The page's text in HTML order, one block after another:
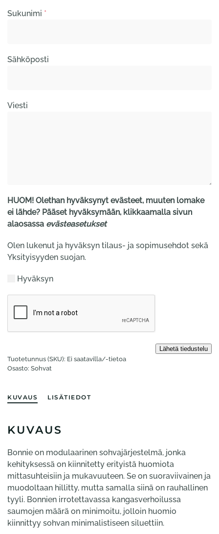
Sukunimi *
Sähköposti
Viesti
HUOM! Olethan hyväksynyt evästeet, muuten lomake
ei lähde? Pääset hyväksymään, klikkaamalla sivun
alaosassa evästeasetukset
Olen lukenut ja hyväksyn tilaus- ja sopimusehdot sekä
Yksityisyyden suojan.
Hyväksyn
Tuotetunnus (SKU): Ei saatavilla/-tietoa
Osasto: Sohvat
KUVAUS LISÄTIEDOT
KUVAUS
Bonnie on modulaarinen sohvajärjestelmä, jonka
kehityksessä on kiinnitetty erityistä huomiota
mittasuhteisiin ja mukavuuteen. Se on suoraviivainen ja
muodoltaan hillitty, mutta samalla siinä on rauhallinen
tyyli. Bonnien irrotettavassa kangasverhoilussa
saumojen määrä on minimoitu, jolloin huomio
kiinnittyy sohvan minimalistiseen siluettiin.